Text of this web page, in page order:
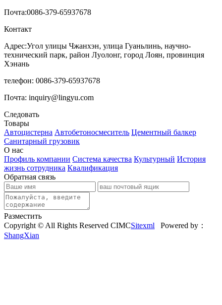
Почта:0086-379-65937678
Контакт
Адрес:Угол улицы Чжанхэн, улица Гуаньлинь, научно-
технический парк, район Луолонг, город Лоян, провинция
Хэнань
телефон: 0086-379-65937678
Почта: inquiry@lingyu.com
Следовать
Товары
Автоцистерна Автобетоносмеситель Цементный балкер
Санитарный грузовик
О нас
Профиль компании Система качества Культурный История
жизнь сотрудника Квалификация
Обратная связь
Разместить
Copyright © All Rights Reserved CIMCSitexml Powered by：
ShangXian